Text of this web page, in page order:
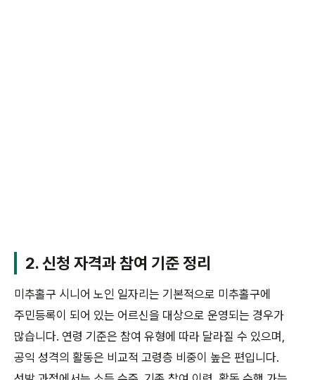
2. 신청 자격과 참여 기준 정리
미추홀구 시니어 노인 일자리는 기본적으로 미추홀구에
주민등록이 되어 있는 어르신을 대상으로 운영되는 경우가
많습니다. 연령 기준은 참여 유형에 따라 달라질 수 있으며,
공익 성격의 활동은 비교적 고령층 비중이 높은 편입니다.